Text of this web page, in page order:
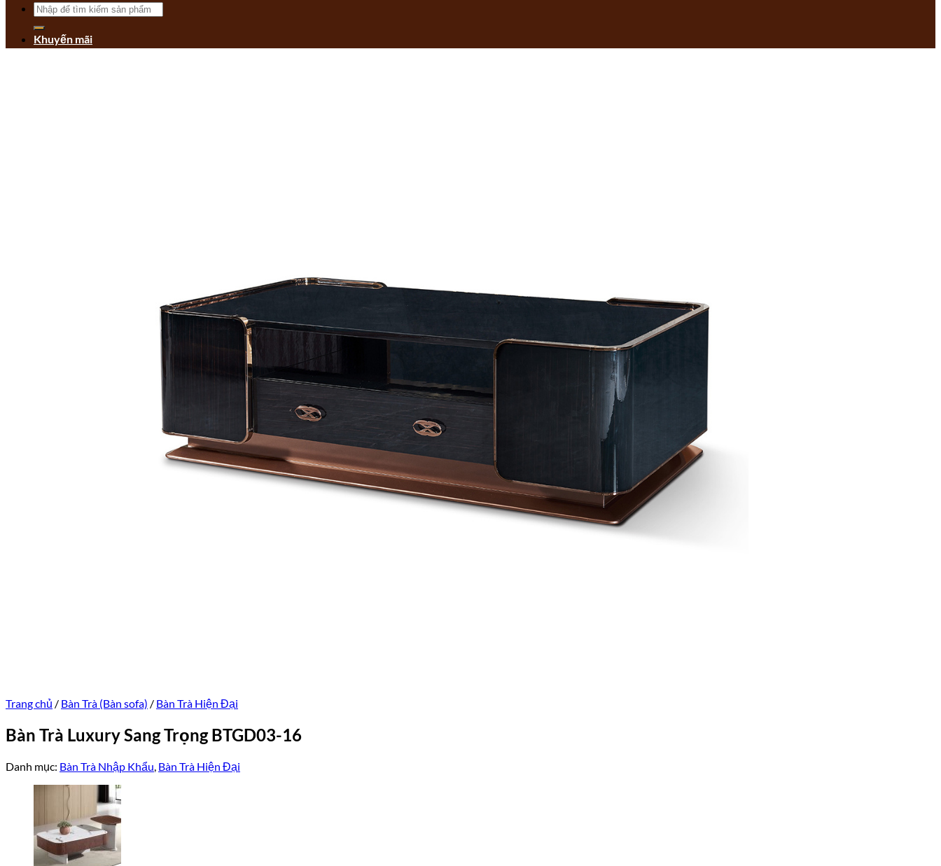
Tìm
kiếm:
Khuyến mãi
Trang chủ / Bàn Trà (Bàn sofa) / Bàn Trà Hiện Đại
Bàn Trà Luxury Sang Trọng BTGD03-16
Danh mục: Bàn Trà Nhập Khẩu, Bàn Trà Hiện Đại